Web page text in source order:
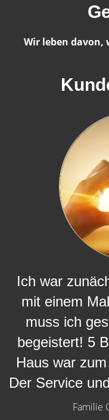
Wir leben davon,
Ich war
mit einem
muss ich
begeistert! 5
Haus war
Der Service
Familie